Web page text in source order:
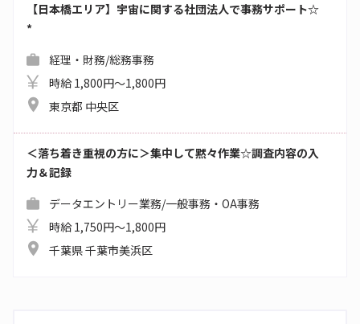
【日本橋エリア】宇宙に関する社団法人で事務サポート☆
*
経理・財務/総務事務
時給 1,800円～1,800円
東京都 中央区
＜落ち着き重視の方に＞集中して黙々作業☆調査内容の入
力＆記録
データエントリー業務/一般事務・OA事務
時給 1,750円～1,800円
千葉県 千葉市美浜区